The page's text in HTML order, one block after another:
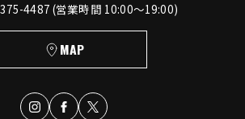
4487 (営業時間 10:00〜19:00)
MAP